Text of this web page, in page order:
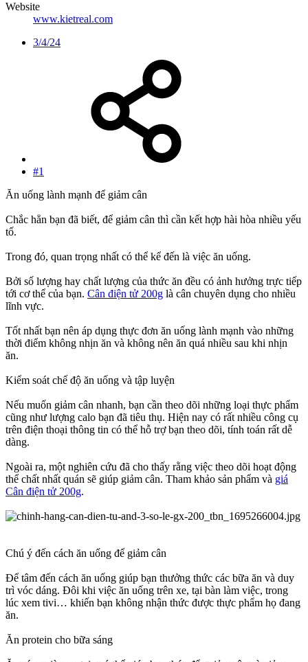
Website
www.kietreal.com
3/4/24
#1
Ăn uống lành mạnh để giảm cân
Chắc hẳn bạn đã biết, để giảm cân thì cần kết hợp hài hòa nhiều yếu
tố.
Trong đó, quan trọng nhất có thể kể đến là việc ăn uống.
Bởi số lượng hay chất lượng của thức ăn đều có ảnh hưởng trực tiếp
tới cơ thể của bạn. Cân điện tử 200g là cân chuyên dụng cho nhiều
Tốt nhất bạn nên áp dụng thực đơn ăn uống lành mạnh vào những
thời điểm không nhịn ăn và không nên ăn quá nhiều sau khi nhịn
cũng như lượng calo bạn đã tiêu thụ. Hiện nay có rất nhiều công cụ
trên điện thoại thông tin có thể hỗ trợ bạn theo dõi, tính toán rất dễ
thể chất nhất quán sẽ giúp giảm cân. Tham khảo sản phẩm và giá
Cân điện tử 200g.
trì vóc dáng. Đôi khi việc ăn uống trên xe, tại bàn làm việc, trong
lúc xem tivi… khiến bạn không nhận thức được thực phẩm họ đang